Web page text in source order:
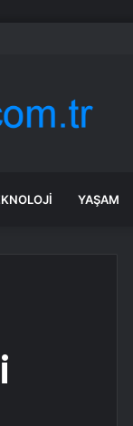
yardım istedi
YAŞAM